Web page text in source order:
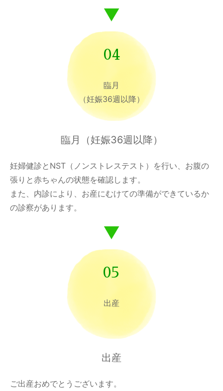
04
臨月
（妊娠36週以降）
臨月（妊娠36週以降）
妊婦健診とNST（ノンストレステスト）を行い、お腹の
張りと赤ちゃんの状態を確認します。
また、内診により、お産にむけての準備ができているか
の診察があります。
05
出産
出産
ご出産おめでとうございます。